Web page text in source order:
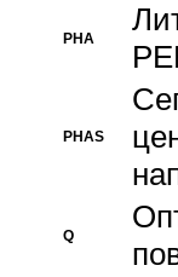
PHA
PHAS
Q